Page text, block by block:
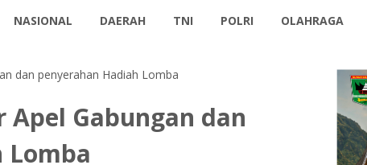
NASIONAL DAERAH TNI POLRI OLAHRAGA
dan penyerahan Hadiah Lomba
Apel Gabungan dan
Lomba